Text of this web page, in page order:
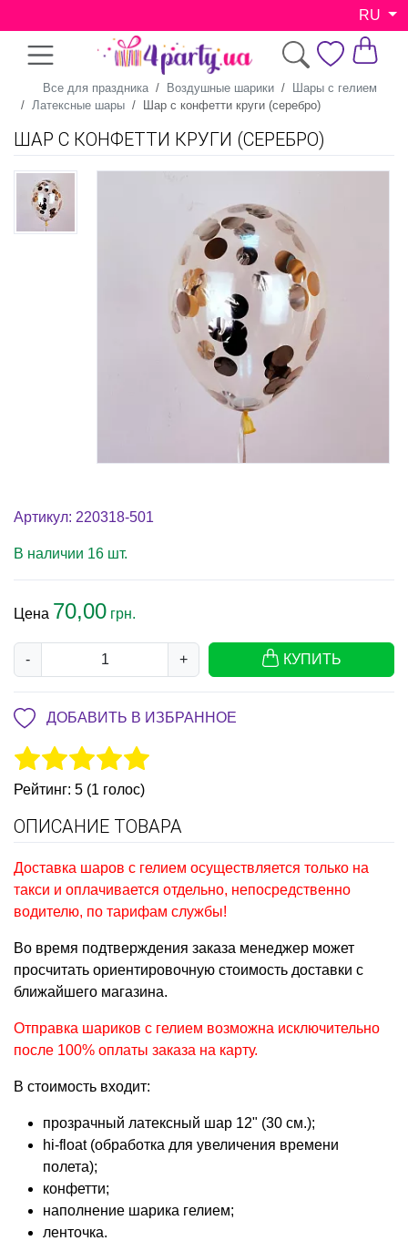
RU
Все для праздника Воздушные шарики
Шары с гелием
Латексные шары
Шар с конфетти круги (серебро)
ШАР С КОНФЕТТИ КРУГИ (СЕРЕБРО)
Артикул: 220318-501
В наличии 16 шт.
Цена 70,00 грн.
- + КУПИТЬ
ДОБАВИТЬ В ИЗБРАННОЕ
Рейтинг: 5 (1 голос)
ОПИСАНИЕ ТОВАРА
Доставка шаров с гелием осуществляется только на
такси и оплачивается отдельно, непосредственно
водителю, по тарифам службы!
Во время подтверждения заказа менеджер может
просчитать ориентировочную стоимость доставки с
ближайшего магазина.
Отправка шариков с гелием возможна исключительно
после 100% оплаты заказа на карту.
В стоимость входит:
прозрачный латексный шар 12" (30 см.);
hi-float (обработка для увеличения времени
полета);
конфетти;
наполнение шарика гелием;
ленточка.